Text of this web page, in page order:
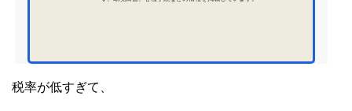
税率が低すぎて、